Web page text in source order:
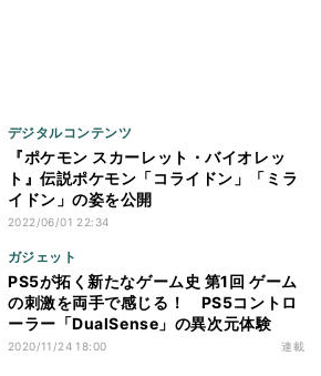
デジタルコンテンツ
『ポケモン スカーレット・バイオレッ
ト』伝説ポケモン「コライドン」「ミラ
イドン」の姿を公開
2022/06/01 22:34
ガジェット
PS5が拓く新たなゲーム史 第1回 ゲーム
の刺激を両手で感じる！ PS5コントロ
ーラー「DualSense」の異次元体験
2020/11/24 18:00 連載